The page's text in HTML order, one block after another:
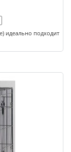
идеально подходит